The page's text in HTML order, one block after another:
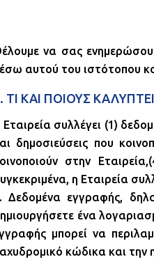
να σας
αυτού του ιστότοπου
ΤΙ ΚΑΙ ΠΟΙΟΥΣ
Εταιρεία συλλέγει (1)
δημοσιεύσεις που
στην
η Εταιρεία
Δεδομένα εγγραφής,
ένα
μπορεί να
κώδικα και την